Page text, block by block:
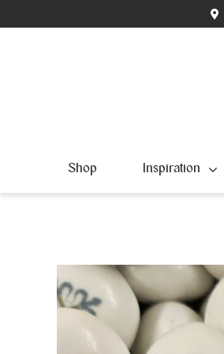
Inhalt
Shop Inspiration